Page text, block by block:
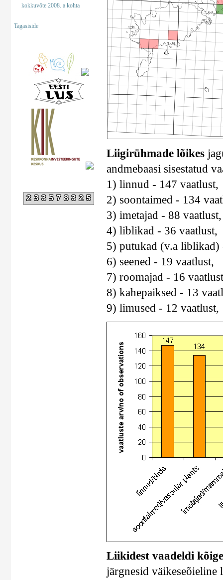
kokkuvõte 2008. a kohta
Tagasiside
233578325
Liigirühmade lõikes
andmebaasi sisestatud
1) linnud - 147 vaatlust,
2) soontaimed - 134
3) imetajad - 88 vaatlust,
4) liblikad - 36 vaatlust,
5) putukad (v.a liblikad)
6) seened - 19 vaatlust,
7) roomajad - 16 vaatlust
8) kahepaiksed - 13
9) limused - 12 vaatlust,
Liikidest vaadeldi
järgnesid väikeseõieline